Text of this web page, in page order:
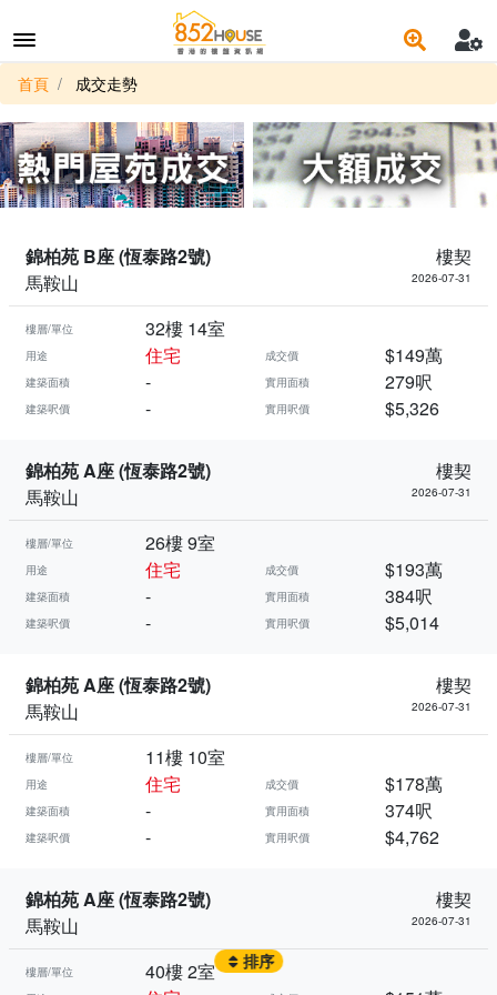
首頁 成交走勢
錦柏苑 B座 (恆泰路2號)
樓契
馬鞍山
2026-07-31
樓層/單位 32樓 14室
用途 住宅 成交價 $149萬
建築面積 - 實用面積 279呎
建築呎價 - 實用呎價 $5,326
錦柏苑 A座 (恆泰路2號)
樓契
馬鞍山
2026-07-31
樓層/單位 26樓 9室
用途 住宅 成交價 $193萬
建築面積 - 實用面積 384呎
建築呎價 - 實用呎價 $5,014
錦柏苑 A座 (恆泰路2號)
樓契
馬鞍山
2026-07-31
樓層/單位 11樓 10室
用途 住宅 成交價 $178萬
建築面積 - 實用面積 374呎
建築呎價 - 實用呎價 $4,762
錦柏苑 A座 (恆泰路2號)
樓契
馬鞍山
2026-07-31
樓層/單位 40樓 2室 排序